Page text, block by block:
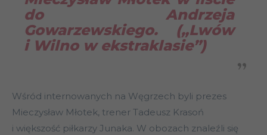
do Andrzeja
Gowarzewskiego. („Lwów
i Wilno w ekstraklasie”)
Wśród internowanych na Węgrzech byli prezes
Mieczysław Młotek, trener Tadeusz Krasoń
i większość piłkarzy Junaka. W obozach znaleźli się